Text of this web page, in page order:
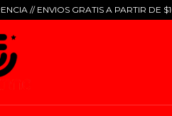
// ENVIOS GRATIS A PARTIR DE